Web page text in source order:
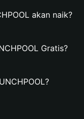
akan naik?
Gratis?